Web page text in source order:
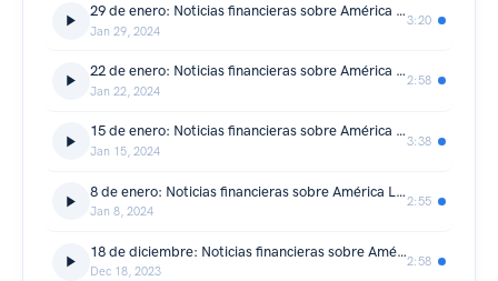
29 de enero: Noticias financieras sobre América Latina en tres minutos
Jan 29, 2024
3:20
22 de enero: Noticias financieras sobre América Latina en tres minutos
Jan 22, 2024
2:58
15 de enero: Noticias financieras sobre América Latina en tres minutos
Jan 15, 2024
3:38
8 de enero: Noticias financieras sobre América Latina en tres minutos
Jan 8, 2024
2:55
18 de diciembre: Noticias financieras sobre América Latina en tres minutos
Dec 18, 2023
2:58